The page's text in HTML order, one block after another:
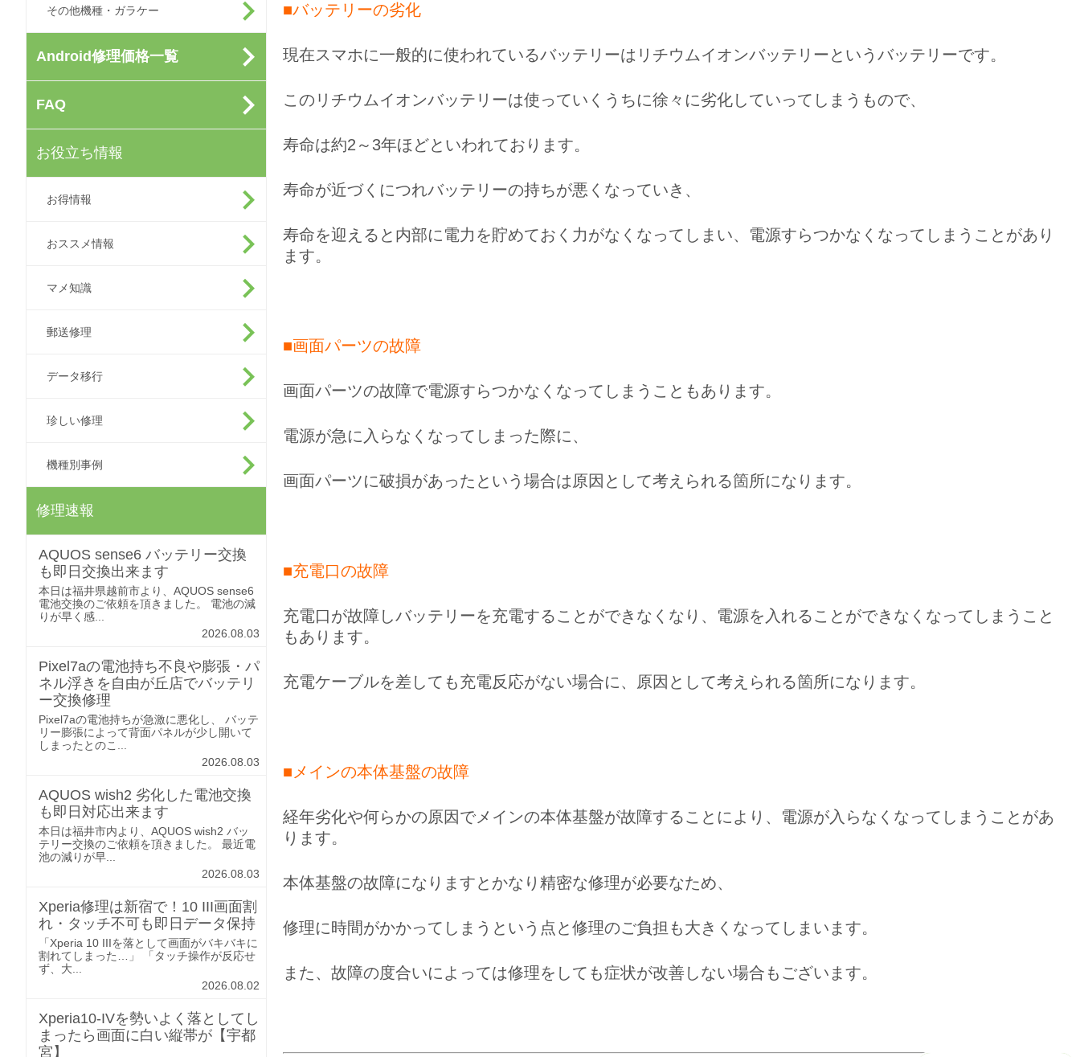
その他機種・ガラケー
Android修理価格一覧
FAQ
お役立ち情報
お得情報
おススメ情報
マメ知識
郵送修理
データ移行
珍しい修理
機種別事例
修理速報
AQUOS sense6 バッテリー交換
も即日交換出来ます
本日は福井県越前市より、AQUOS sense6
電池交換のご依頼を頂きました。 電池の減
りが早く感...
2026.08.03
Pixel7aの電池持ち不良や膨張・パ
ネル浮きを自由が丘店でバッテリ
ー交換修理
Pixel7aの電池持ちが急激に悪化し、 バッテ
リー膨張によって背面パネルが少し開いて
しまったとのこ...
2026.08.03
AQUOS wish2 劣化した電池交換
も即日対応出来ます
本日は福井市内より、AQUOS wish2 バッ
テリー交換のご依頼を頂きました。 最近電
池の減りが早...
2026.08.03
Xperia修理は新宿で！10 III画面割
れ・タッチ不可も即日データ保持
「Xperia 10 IIIを落として画面がバキバキに
割れてしまった…」 「タッチ操作が反応せ
ず、大...
2026.08.02
Xperia10-IVを勢いよく落としてし
まったら画面に白い縦帯が【宇都
宮】
■バッテリーの劣化
現在スマホに一般的に使われているバッテリーはリチウムイオンバッテリーというバッテリーです。
このリチウムイオンバッテリーは使っていくうちに徐々に劣化していってしまうもので、
寿命は約2～3年ほどといわれております。
寿命が近づくにつれバッテリーの持ちが悪くなっていき、
寿命を迎えると内部に電力を貯めておく力がなくなってしまい、電源すらつかなくなってしまうことがあり
ます。
■画面パーツの故障
画面パーツの故障で電源すらつかなくなってしまうこともあります。
電源が急に入らなくなってしまった際に、
画面パーツに破損があったという場合は原因として考えられる箇所になります。
■充電口の故障
充電口が故障しバッテリーを充電することができなくなり、電源を入れることができなくなってしまうこと
もあります。
充電ケーブルを差しても充電反応がない場合に、原因として考えられる箇所になります。
■メインの本体基盤の故障
経年劣化や何らかの原因でメインの本体基盤が故障することにより、電源が入らなくなってしまうことがあ
ります。
本体基盤の故障になりますとかなり精密な修理が必要なため、
修理に時間がかかってしまうという点と修理のご負担も大きくなってしまいます。
また、故障の度合いによっては修理をしても症状が改善しない場合もございます。